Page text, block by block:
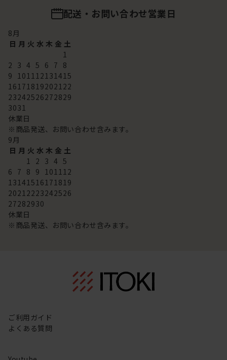
配送・お問い合わせ営業日
8月
日 月 火 水 木 金 土
1
2 3 4 5 6 7 8
9 101112131415
16171819202122
23242526272829
3031
休業日
※商品発送、お問い合わせ含みます。
9月
日 月 火 水 木 金 土
1 2 3 4 5
6 7 8 9 101112
13141516171819
20212223242526
27282930
休業日
※商品発送、お問い合わせ含みます。
ご利用ガイド
よくある質問